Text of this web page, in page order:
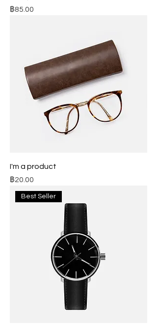
ราคา
฿85.00
I'm a product
ราคา
฿20.00
Best Seller